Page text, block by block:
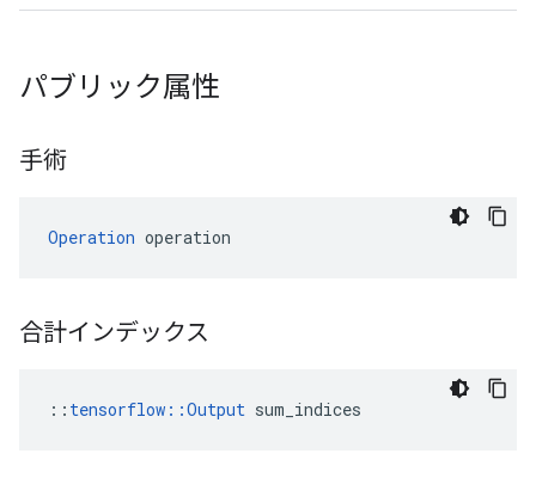
パブリック属性
手術
Operation operation
合計インデックス
:: tensorflow::Output sum_indices